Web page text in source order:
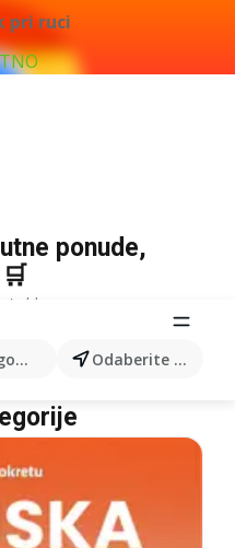
pri ruci
proizvode... Odaberite grad
ponude,
izraz.
kupiti?